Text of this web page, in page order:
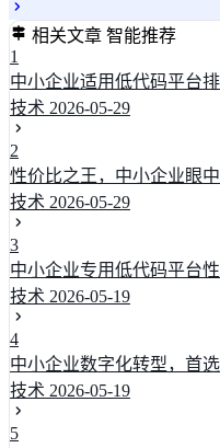
相关文章 智能推荐
1
中小企业适用低代码平台
技术 2026-05-29
2
性价比之王，中小企业眼
技术 2026-05-29
3
中小企业专用低代码平台
技术 2026-05-19
4
中小企业数字化转型，首
技术 2026-05-19
5